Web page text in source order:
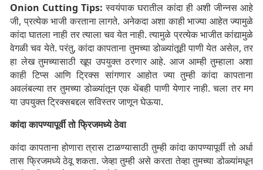
Onion Cutting Tips:स्वयंपाक घरातील कांदा ही अशी जीन्नस आहे
जी, प्रत्येक भाजी करताना लागते. अनेकदा अशा काही भाज्या आहेत ज्यामुळे
कांदा घातला नाही तर त्याला चव येत नाही. त्यामुळे प्रत्येक भाजीत कांद्यामुळे
वेगळी चव येते. परंतु, कांदा कापताना तुमच्या डोळ्यांतूही पाणी येत असेल, तर
हा लेख तुमच्यासाठी खूप उपयुक्त ठरणार आहे. आज आम्ही तुम्हाला अशा
काही टिप्स आणि ट्रिक्स सांगणार आहोत ज्या तुम्ही कांदा कापताना
अवलंबल्या तर तुमच्या डोळ्यांतून एक थेंबही पाणी येणार नाही. चला तर मग
या उपयुक्त ट्रिक्सबद्दल सविस्तर जाणून घेऊया.
कांदा कापण्यापूर्वी तो फ्रिजमध्ये ठेवा
कांदा कापताना होणारा त्रास टाळण्यासाठी तुम्ही कांदा कापण्यापूर्वी तो अर्धा
तास फ्रिजमध्ये ठेवू शकता. जेव्हा तुम्ही असे करता तेव्हा तुमच्या डोळ्यांमधून